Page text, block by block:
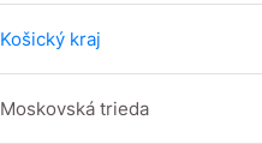
Košický kraj
Moskovská trieda